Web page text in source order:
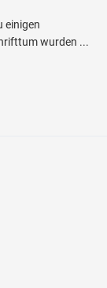
einigen
wurden ...